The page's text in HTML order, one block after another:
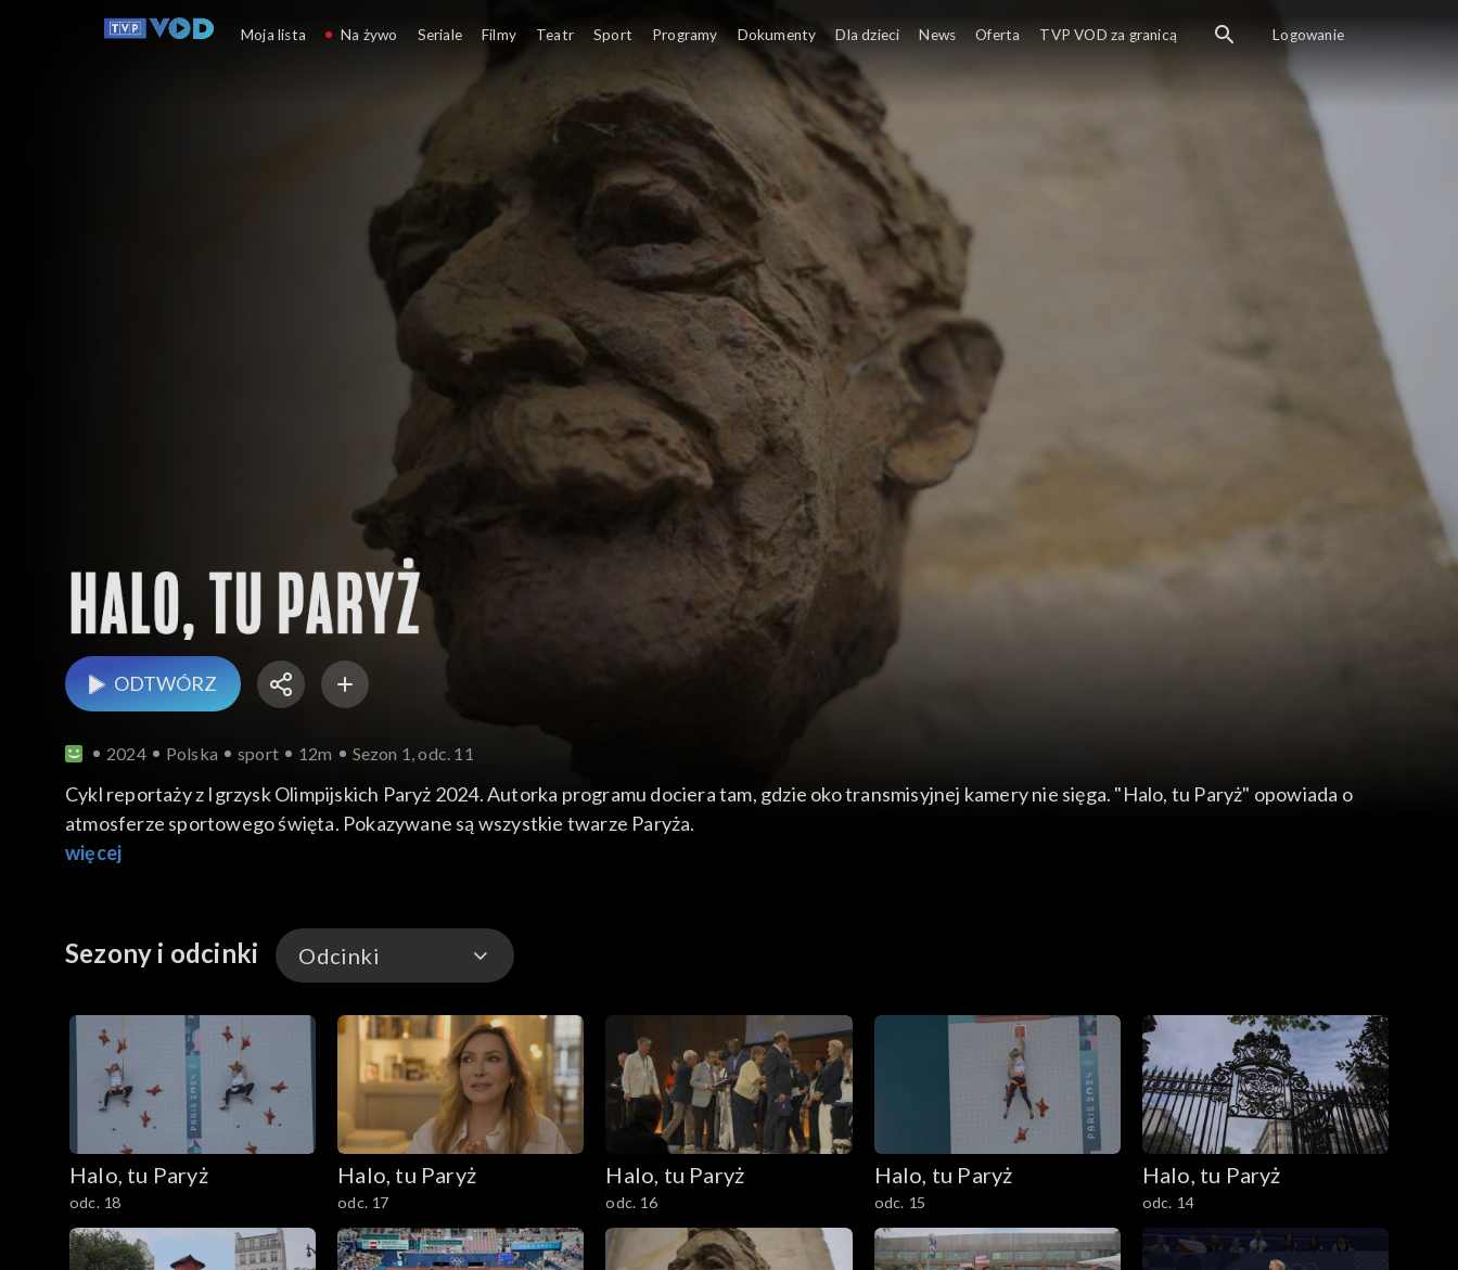
ODTWÓRZ
2024 Polska sport 12m Sezon 1, odc. 11
Cykl reportaży z Igrzysk Olimpijskich Paryż 2024. Autorka programu dociera tam, gdzie oko transmisyjnej kamery nie sięga. "Halo, tu Paryż" opowiada o
atmosferze sportowego święta. Pokazywane są wszystkie twarze Paryża.
więcej
Sezony i odcinki Odcinki
Odcinki
Halo, tu Paryż
odc. 18
Halo, tu Paryż
odc. 17
Halo, tu Paryż
odc. 16
Halo, tu Paryż
odc. 15
Halo, tu Paryż
odc. 14
Moja lista Na żywo Seriale Filmy Teatr Sport Programy Dokumenty Dla dzieci News Oferta TVP VOD za granicą Logowanie